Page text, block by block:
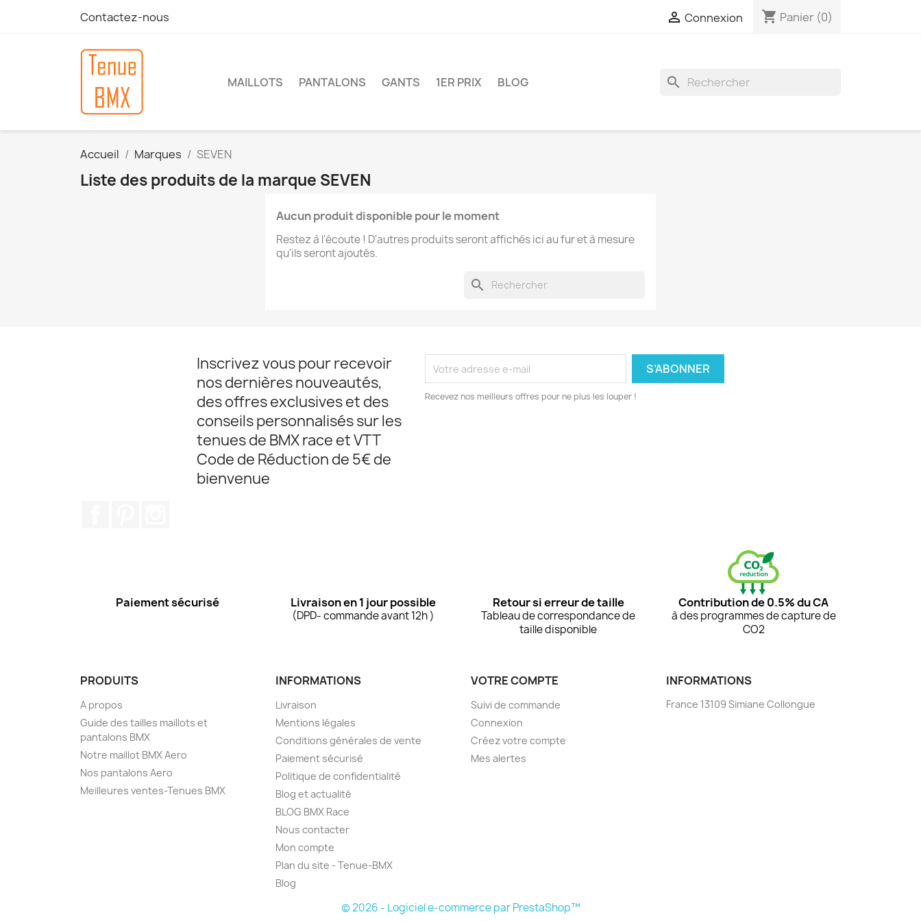
Contactez-nous  Connexion shopping_cart Panier (0)
MAILLOTS PANTALONS GANTS 1ER PRIX BLOG search
Accueil Marques SEVEN
Liste des produits de la marque SEVEN
Aucun produit disponible pour le moment
Restez à l'écoute ! D'autres produits seront affichés ici au fur et à mesure
qu'ils seront ajoutés.
search
Inscrivez vous pour recevoir
nos dernières nouveautés,
des offres exclusives et des
conseils personnalisés sur les
tenues de BMX race et VTT
Code de Réduction de 5€ de
bienvenue
Recevez nos meilleurs offres pour ne plus les louper !
Paiement sécurisé Livraison en 1 jour possible
(DPD- commande avant 12h )
Retour si erreur de taille
Tableau de correspondance de
taille disponible
Contribution de 0.5% du CA
à des programmes de capture de
CO2
PRODUITS
A propos
Guide des tailles maillots et
pantalons BMX
Notre maillot BMX Aero
Nos pantalons Aero
Meilleures ventes-Tenues BMX
INFORMATIONS
Livraison
Mentions légales
Conditions générales de vente
Paiement sécurisé
Politique de confidentialité
Blog et actualité
BLOG BMX Race
Nous contacter
Mon compte
Plan du site - Tenue-BMX
Blog
VOTRE COMPTE
Suivi de commande
Connexion
Créez votre compte
Mes alertes
INFORMATIONS
France 13109 Simiane Collongue
© 2026 - Logiciel e-commerce par PrestaShop™